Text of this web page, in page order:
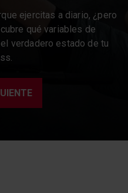
ejercitas a diario, ¿pero
qué variables de
verdadero estado de tu